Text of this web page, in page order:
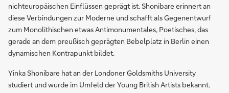
nichteuropäischen Einflüssen geprägt ist. Shonibare erinnert an
diese Verbindungen zur Moderne und schafft als Gegenentwurf
zum Monolithischen etwas Antimonumentales, Poetisches, das
gerade an dem preußisch geprägten Bebelplatz in Berlin einen
dynamischen Kontrapunkt bildet.
Yinka Shonibare hat an der Londoner Goldsmiths University
studiert und wurde im Umfeld der Young British Artists bekannt.